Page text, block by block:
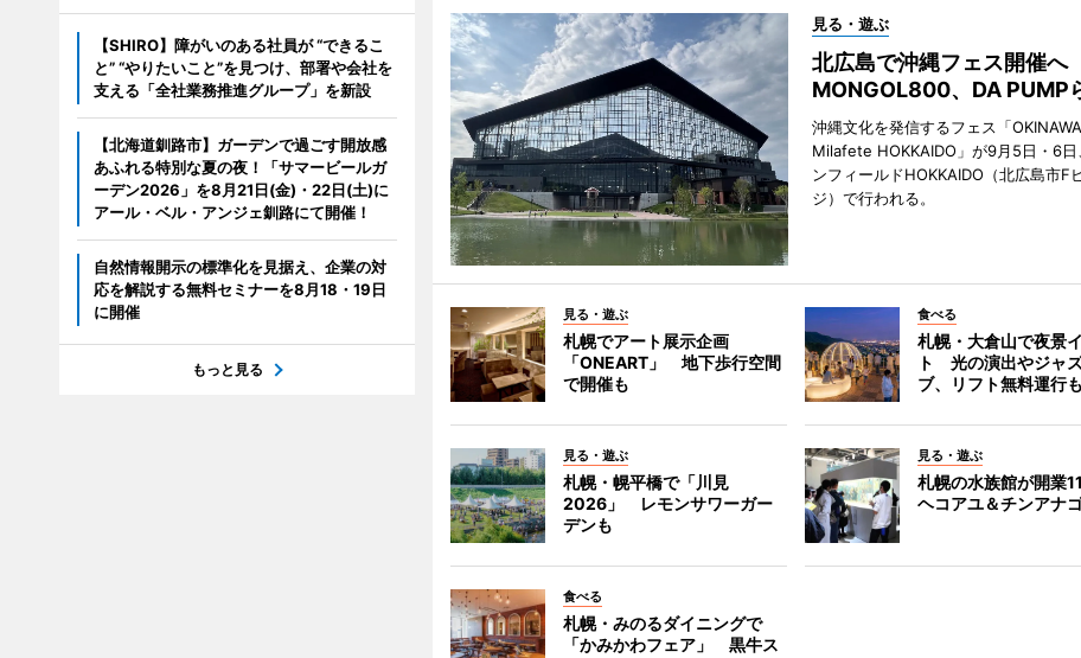
見る・遊ぶ
北広島で沖縄フェス開催へ
MONGOL800、DA PUMP
沖縄文化を発信するフェス「
Milafete HOKKAIDO」が9月5日・6日
ンフィールドHOKKAIDO（北広島市F
ジ）で行われる。
見る・遊ぶ
札幌でアート展示企画
「ONEART」 地下歩行空間
で開催も
食べる
札幌・大倉山で夜景
ト 光の演出やジャ
ブ、リフト無料運行も
見る・遊ぶ
札幌・幌平橋で「川見
2026」 レモンサワーガー
デンも
見る・遊ぶ
札幌の水族館が開業
ヘコアユ＆チンアナ
食べる
札幌・みのるダイニングで
「かみかわフェア」 黒牛ス
【SHIRO】障がいのある社員が “できるこ
と” “やりたいこと”を見つけ、部署や会社を
支える「全社業務推進グループ」を新設
【北海道釧路市】ガーデンで過ごす開放感
あふれる特別な夏の夜！「サマービールガ
ーデン2026」を8月21日(金)・22日(土)に
アール・ベル・アンジェ釧路にて開催！
自然情報開示の標準化を見据え、企業の対
応を解説する無料セミナーを8月18・19日
に開催
もっと見る